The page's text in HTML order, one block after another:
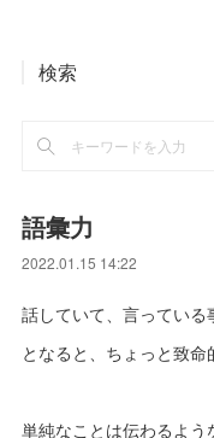
検索
語彙力
2022.01.15 14:22
話していて、言っている
となると、ちょっと致命
単純なことは伝わるよう